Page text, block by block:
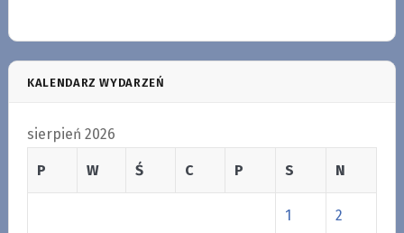
KALENDARZ WYDARZEŃ
sierpień 2026
P W Ś C P S N
1 2